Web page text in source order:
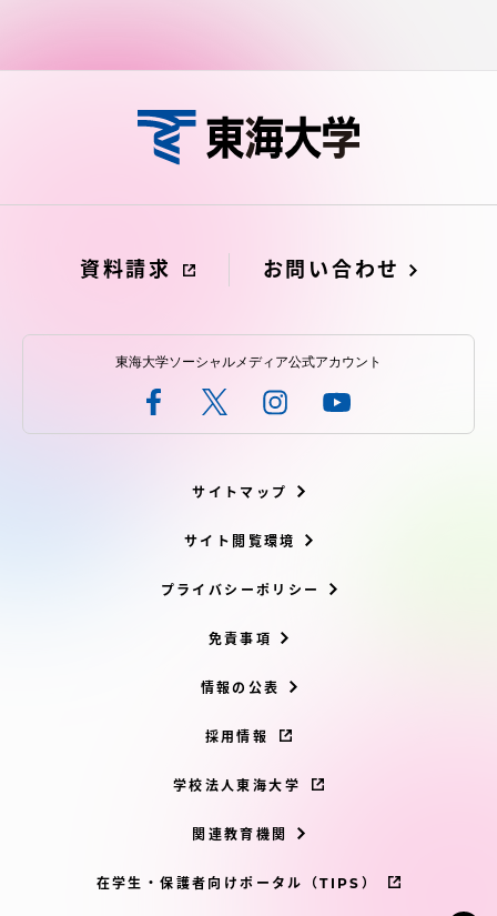
資料請求 お問い合わせ
東海大学ソーシャルメディア公式アカウント
サイトマップ
サイト閲覧環境
プライバシーポリシー
免責事項
情報の公表
採用情報
学校法人東海大学
関連教育機関
在学生・保護者向けポータル（TIPS）